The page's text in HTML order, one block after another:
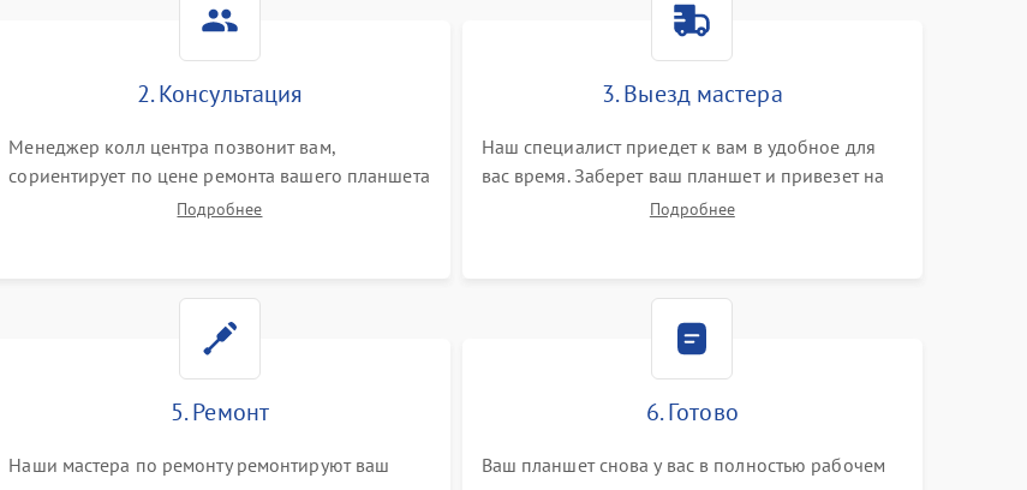
2. Консультация
Менеджер колл центра позвонит вам,
сориентирует по цене ремонта вашего планшета
а также ответит на все ваши вопросы.
Подробнее
3. Выезд мастера
Наш специалист приедет к вам в удобное для
вас время. Заберет ваш планшет и привезет на
склад для диагностики.Подробнее
5. Ремонт
Наши мастера по ремонту ремонтируют ваш
6. Готово
Ваш планшет снова у вас в полностью рабочем